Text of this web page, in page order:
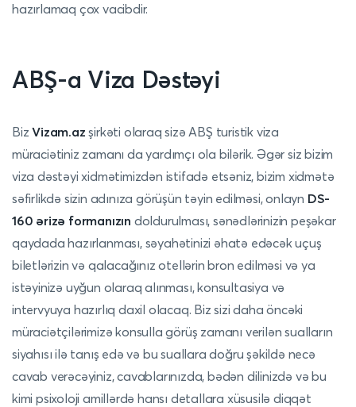
hazırlamaq çox vacibdir.
ABŞ-a Viza Dəstəyi
BizVizam.az şirkəti olaraq sizə ABŞ turistik viza
müraciətiniz zamanı da yardımçı ola bilərik. Əgər siz bizim
viza dəstəyi xidmətimizdən istifadə etsəniz, bizim xidmətə
səfirlikdə sizin adınıza görüşün təyin edilməsi, onlayn DS-
160 ərizə formanızın doldurulması, sənədlərinizin peşəkar
qaydada hazırlanması, səyahətinizi əhatə edəcək uçuş
biletlərizin və qalacağınız otellərin bron edilməsi və ya
istəyinizə uyğun olaraq alınması, konsultasiya və
intervyuya hazırlıq daxil olacaq. Biz sizi daha öncəki
müraciətçilərimizə konsulla görüş zamanı verilən sualların
siyahısı ilə tanış edə və bu suallara doğru şəkildə necə
cavab verəcəyiniz, cavablarınızda, bədən dilinizdə və bu
kimi psixoloji amillərdə hansı detallara xüsusilə diqqət